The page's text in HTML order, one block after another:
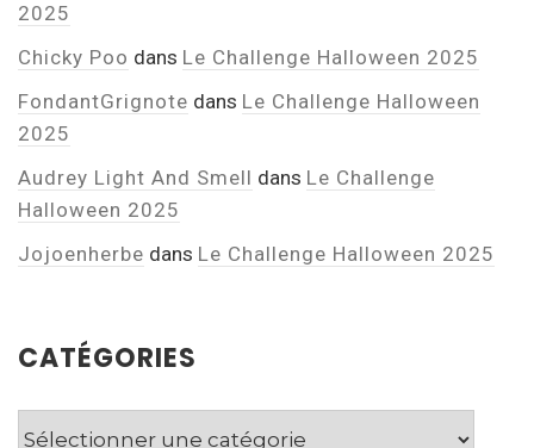
2025
Chicky Poo dans Le Challenge Halloween 2025
FondantGrignote dans Le Challenge Halloween
2025
Audrey Light And Smell dans Le Challenge
Halloween 2025
Jojoenherbe dans Le Challenge Halloween 2025
CATÉGORIES
Catégories